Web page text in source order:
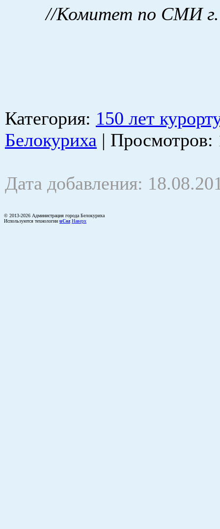
//Комитет по СМИ г.
Категория: 150 лет
Белокуриха | Просмотров:
Дата добавления:
© 2013-2026 Администрация города Белокуриха
Используются технологии uCoz Наверх